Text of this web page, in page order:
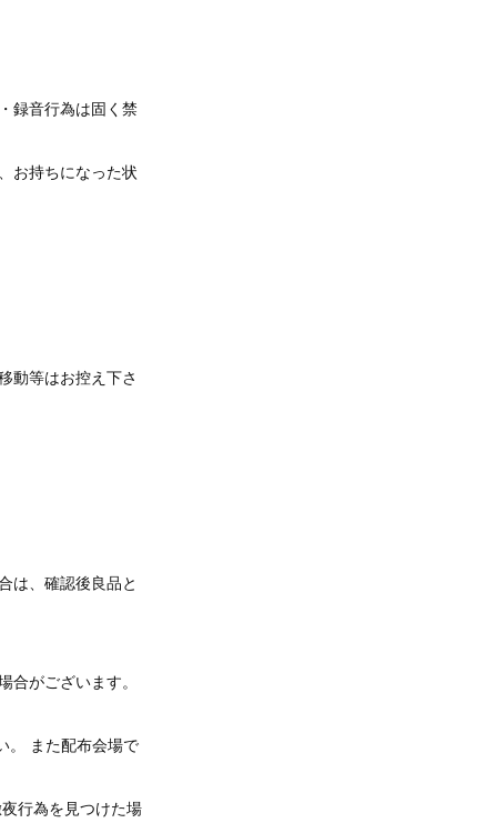
録音行為は固く禁
お持ちになった状
動等はお控え下さ
は、確認後良品と
がございます。
。 また配布会場で
行為を見つけた場